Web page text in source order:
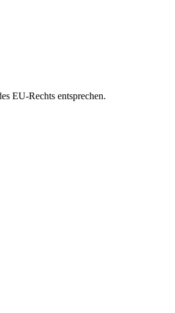
EU-Rechts entsprechen.